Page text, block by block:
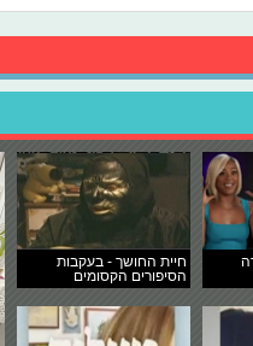
חיית החושך - בעקבות
הסיפורים הקסומים